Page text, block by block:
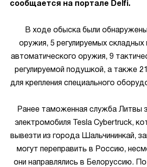
сообщается на портале Delfi.
В ходе обыска были
оружия, 5 регулируемых складных
автоматического оружия, 9
регулируемой подушкой, а также
для крепления специального
Ранее таможенная служба Литвы
электромобиля Tesla Cybertruck,
вывезти из города Шальчининкай,
могут переправить в Россию,
они направлялись в Белоруссию.